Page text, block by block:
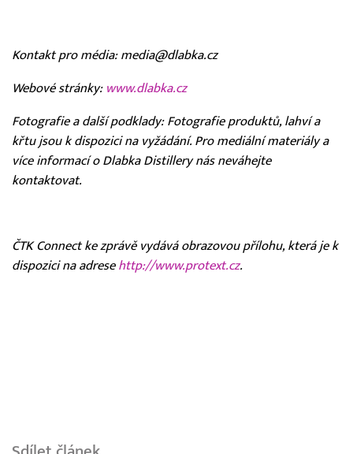
Kontakt pro média: media@dlabka.cz
Webové stránky: www.dlabka.cz
Fotografie a další podklady: Fotografie produktů, lahví a
křtu jsou k dispozici na vyžádání. Pro mediální materiály a
více informací o Dlabka Distillery nás neváhejte
kontaktovat.
ČTK Connect ke zprávě vydává obrazovou přílohu, která je k
dispozici na adrese http://www.protext.cz.